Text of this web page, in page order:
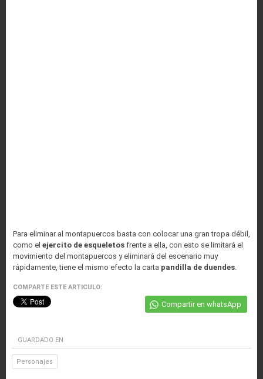
Para eliminar al montapuercos basta con colocar una gran tropa débil,
como el ejercito de esqueletos frente a ella, con esto se limitará el
movimiento del montapuercos y eliminará del escenario muy
rápidamente, tiene el mismo efecto la carta pandilla de duendes
COMPARTE ESTE ARTICULO:
Compartir en whatsApp
GUARDADO EN
Personajes